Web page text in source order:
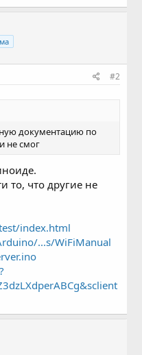
#2
документацию по
не смог
то, что другие не
index.html
...s/WiFiManual